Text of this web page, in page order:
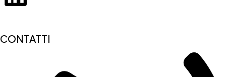
CONTATTI